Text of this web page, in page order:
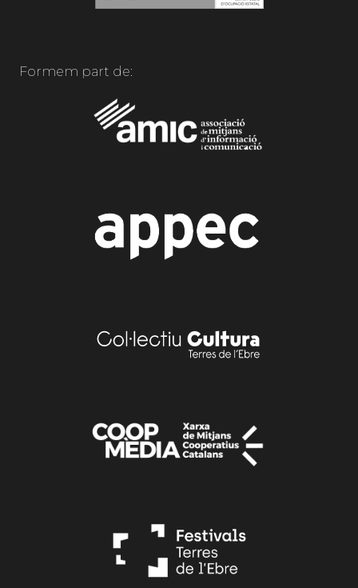
Formem part de: